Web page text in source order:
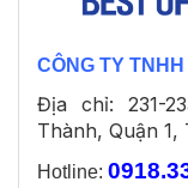
CÔNG TY
Địa chỉ: 231-
Thành, Quận 1,
Hotline: